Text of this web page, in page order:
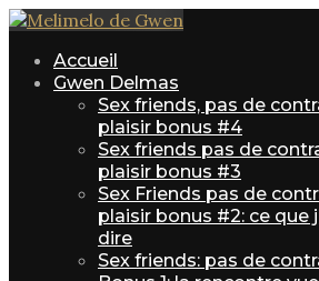
Accueil
Gwen Delmas
Sex friends, pas de
plaisir bonus #4
Sex friends pas de
plaisir bonus #3
Sex Friends pas de
plaisir bonus #2: ce que
dire
Sex friends: pas de